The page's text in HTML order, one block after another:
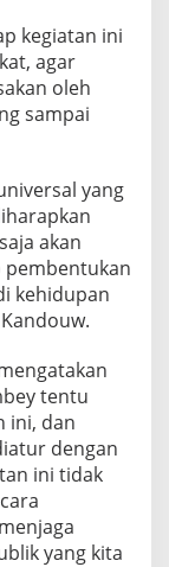
kegiatan ini
agar
oleh
sampai
yang
akan
kehidupan
tentu
ini, dan
dengan
ini tidak
yang kita